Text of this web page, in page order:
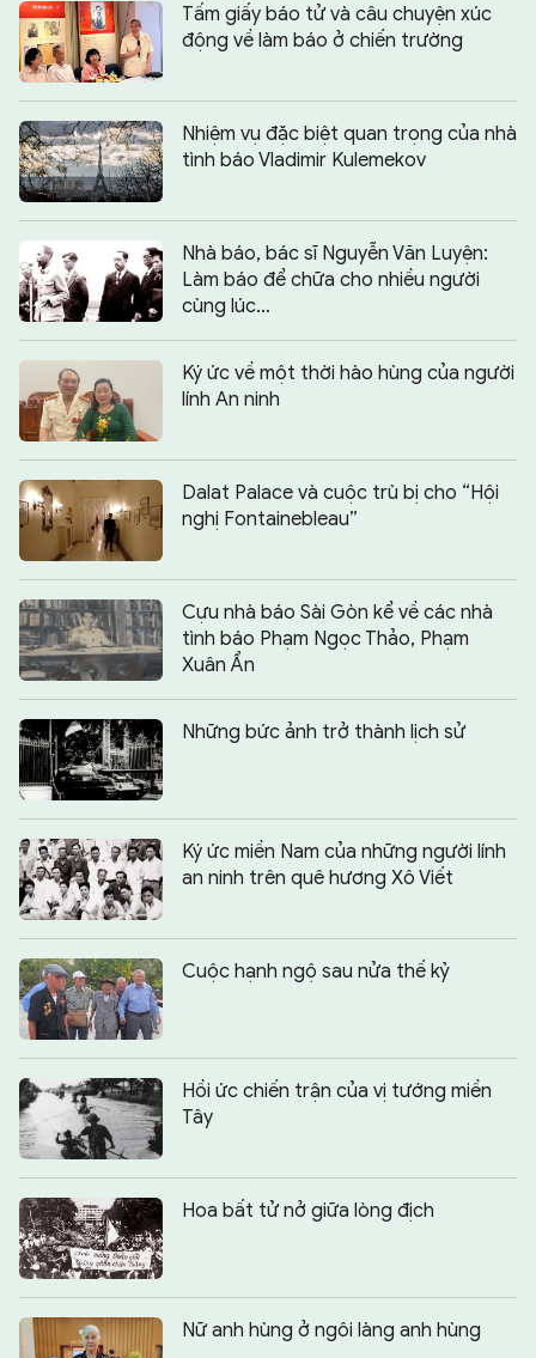
Tấm giấy báo tử và câu chuyện xúc
động về làm báo ở chiến trường
Nhiệm vụ đặc biệt quan trọng của nhà
tình báo Vladimir Kulemekov
Nhà báo, bác sĩ Nguyễn Văn Luyện:
Làm báo để chữa cho nhiều người
cùng lúc…
Ký ức về một thời hào hùng của người
lính An ninh
Dalat Palace và cuộc trù bị cho “Hội
nghị Fontainebleau”
Cựu nhà báo Sài Gòn kể về các nhà
tình báo Phạm Ngọc Thảo, Phạm
Xuân Ẩn
Những bức ảnh trở thành lịch sử
Ký ức miền Nam của những người lính
an ninh trên quê hương Xô Viết
Cuộc hạnh ngộ sau nửa thế kỷ
Hồi ức chiến trận của vị tướng miền
Tây
Hoa bất tử nở giữa lòng địch
Nữ anh hùng ở ngôi làng anh hùng